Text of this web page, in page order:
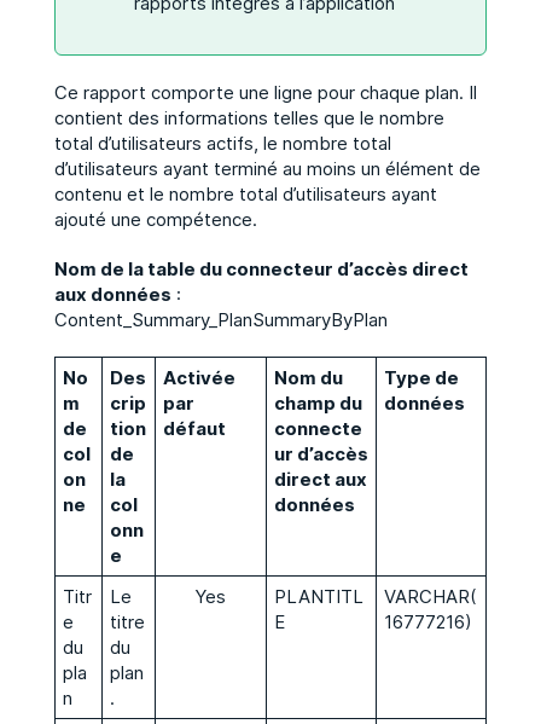
Ce rapport comporte une ligne pour chaque plan. Il
contient des informations telles que le nombre
total d’utilisateurs actifs, le nombre total
d’utilisateurs ayant terminé au moins un élément de
contenu et le nombre total d’utilisateurs ayant
ajouté une compétence.
Nom de la table du connecteur d’accès direct
aux données :
Content_Summary_PlanSummaryByPlan
No
m
de
col
on
ne
Des
crip
tion
de
la
col
onn
e
Activée
par
défaut
Nom du
champ du
connecte
ur d’accès
direct aux
données
Type de
données
Titr
e
du
pla
n
Le
titre
du
plan
.
Yes
PLANTITL
E
VARCHAR(
16777216)